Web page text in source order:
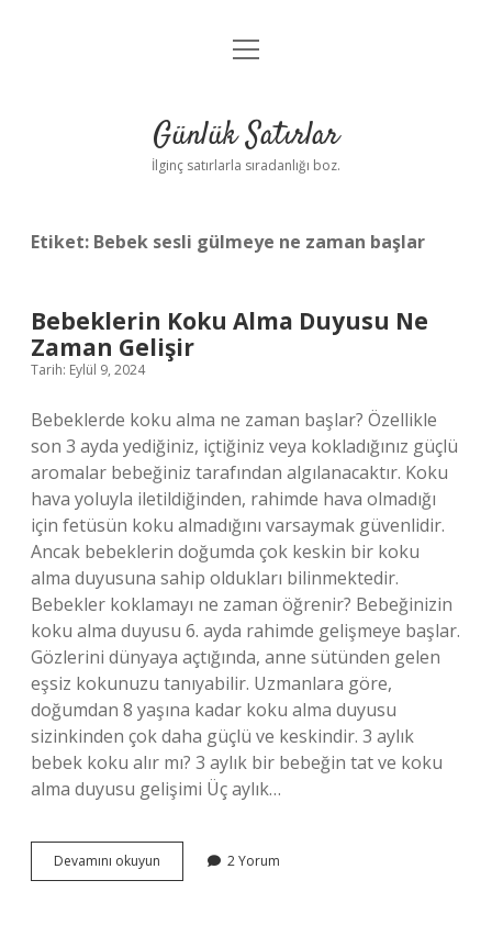
Anasayfa
Yasal Uyarı
menüyü
Günlük Satırlar
İlginç satırlarla sıradanlığı boz.
Etiket: Bebek sesli gülmeye ne zaman başlar
Bebeklerin Koku Alma Duyusu Ne
Zaman Gelişir
Tarih: Eylül 9, 2024
Bebeklerde koku alma ne zaman başlar? Özellikle
son 3 ayda yediğiniz, içtiğiniz veya kokladığınız güçlü
aromalar bebeğiniz tarafından algılanacaktır. Koku
hava yoluyla iletildiğinden, rahimde hava olmadığı
için fetüsün koku almadığını varsaymak güvenlidir.
Ancak bebeklerin doğumda çok keskin bir koku
alma duyusuna sahip oldukları bilinmektedir.
Bebekler koklamayı ne zaman öğrenir? Bebeğinizin
koku alma duyusu 6. ayda rahimde gelişmeye başlar.
Gözlerini dünyaya açtığında, anne sütünden gelen
eşsiz kokunuzu tanıyabilir. Uzmanlara göre,
doğumdan 8 yaşına kadar koku alma duyusu
sizinkinden çok daha güçlü ve keskindir. 3 aylık
bebek koku alır mı? 3 aylık bir bebeğin tat ve koku
alma duyusu gelişimi Üç aylık…
Devamını okuyun Bebeklerin
Koku
2 Yorum